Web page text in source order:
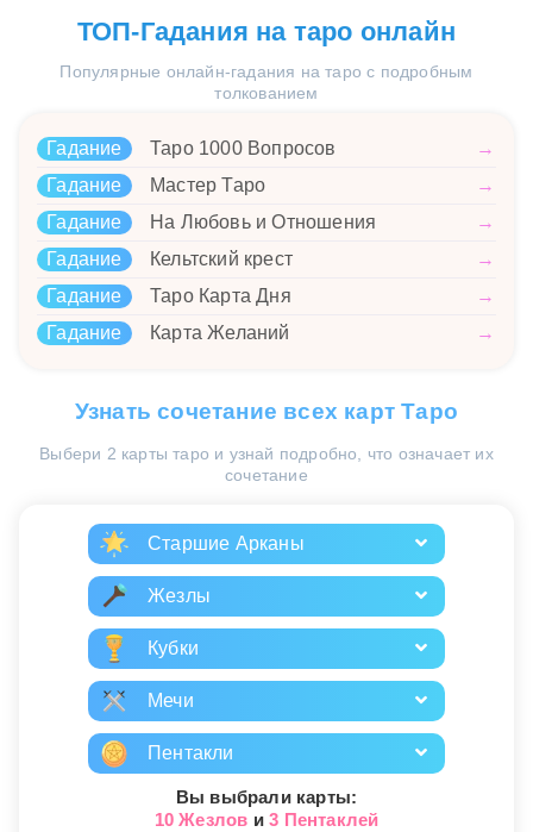
ТОП-Гадания на таро онлайн
Популярные онлайн-гадания на таро с подробным
толкованием
Гадание Таро 1000 Вопросов
→
Гадание
Мастер Таро
→
Гадание
На Любовь и Отношения
→
Гадание
Кельтский крест
→
Гадание
Таро Карта Дня
→
Гадание
Карта Желаний →
Узнать сочетание всех карт Таро
Выбери 2 карты таро и узнай подробно, что означает их
сочетание
Старшие Арканы
Жезлы
Кубки
Мечи
Пентакли
Вы выбрали карты:
10 Жезлов и3 Пентаклей